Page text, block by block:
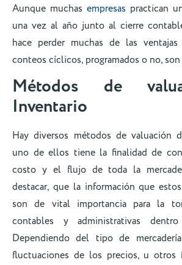
Aunque muchas empresas practican
una vez al año junto al cierre
hace perder muchas de las ventajas
conteos cíclicos, programados o no,
Métodos de
Inventario
Hay diversos métodos de valuación
uno de ellos tiene la finalidad de
costo y el flujo de toda la
destacar, que la información que
son de vital importancia para la
contables y administrativas
Dependiendo del tipo de
fluctuaciones de los precios, u otros